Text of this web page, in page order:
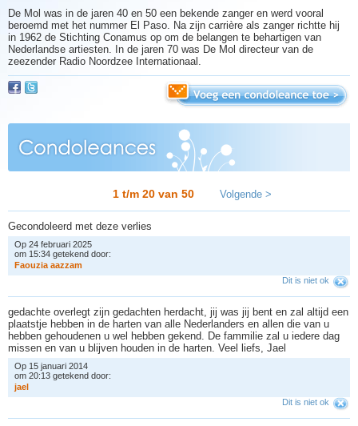
De Mol was in de jaren 40 en 50 een bekende zanger en werd vooral
beroemd met het nummer El Paso. Na zijn carrière als zanger richtte hij
in 1962 de Stichting Conamus op om de belangen te behartigen van
Nederlandse artiesten. In de jaren 70 was De Mol directeur van de
zeezender Radio Noordzee Internationaal.
1 t/m 20 van 50 Volgende >
Gecondoleerd met deze verlies
Op 24 februari 2025
om 15:34 getekend door:
Faouzia aazzam
Dit is niet ok
gedachte overlegt zijn gedachten herdacht, jij was jij bent en zal altijd een
plaatstje hebben in de harten van alle Nederlanders en allen die van u
hebben gehoudenen u wel hebben gekend. De fammilie zal u iedere dag
missen en van u blijven houden in de harten. Veel liefs, Jael
Op 15 januari 2014
om 20:13 getekend door:
jael
Dit is niet ok